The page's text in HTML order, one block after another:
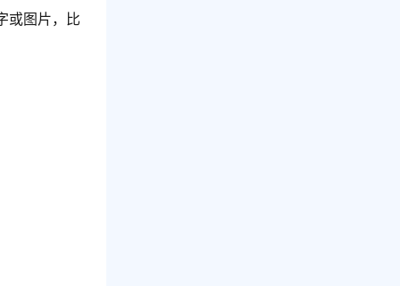
或图片，比